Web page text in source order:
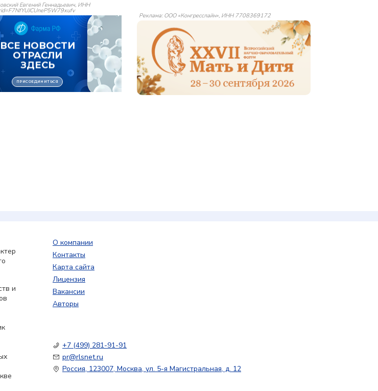
Евгений Геннадьевич, ИНН
Реклама: ООО «Конгресслайн», ИНН 7708369172
и
О компании
Контакты
Карта сайта
Лицензия
Вакансии
Авторы
+7 (499) 281-91-91
pr@rlsnet.ru
Россия, 123007, Москва, ул. 5-я Магистральная, д. 12